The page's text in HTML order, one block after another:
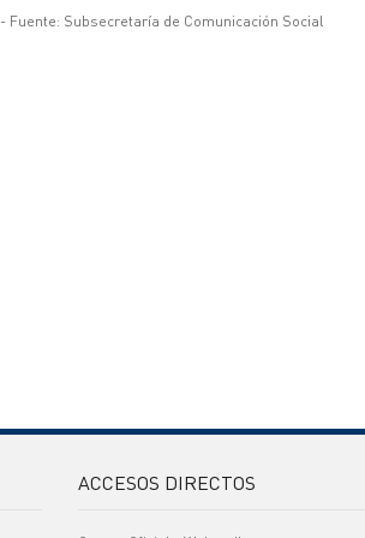
- Fuente: Subsecretaría de Comunicación Social
ACCESOS DIRECTOS